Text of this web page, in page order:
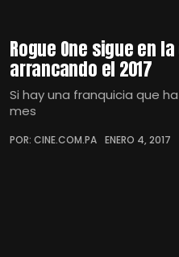
Rogue One sigue en
arrancando el 2017
Si hay una franquicia que
mes
POR: CINE.COM.PA ENERO 4, 2017